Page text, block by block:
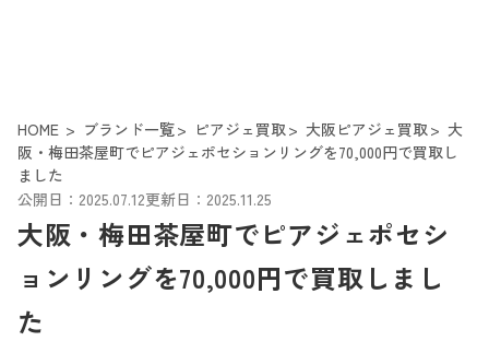
HOME ブランド一覧 ピアジェ買取 大阪ピアジェ買取
大
阪・梅田茶屋町でピアジェポセションリングを70,000円で買取し
ました
公開日：2025.07.12更新日：2025.11.25
大阪・梅田茶屋町でピアジェポセシ
ョンリングを70,000円で買取しまし
た